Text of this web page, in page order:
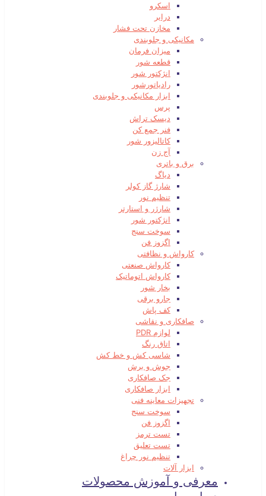
اسکرو
درایر
مخازن تحت فشار
مکانیکی و جلوبندی
میزان فرمان
قطعه شور
انژکتور شور
رادیاتورشور
ابزار مکانیکی و جلوبندی
پرس
دیسک تراش
فنر جمع کن
کاتالیزور شور
آج زن
برق و باتری
دیاگ
شارژ گاز کولر
تنظیم نور
شارژر و استارتر
انژکتور شور
سوخت سنج
اگزوز فن
کارواش و نظافتی
کارواش صنعتی
کارواش اتوماتیک
بخار شور
جارو برقی
کف پاش
صافکاری و نقاشی
لوازم PDR
اتاق رنگ
شاسی کش و خط کش
جوش و برش
جک صافکاری
ابزار صافکاری
تجهیزات معاینه فنی
سوخت سنج
اگزوز فن
تست ترمز
تست تعلیق
تنظیم نور چراغ
ابزار آلات
معرفی و آموزش محصولات